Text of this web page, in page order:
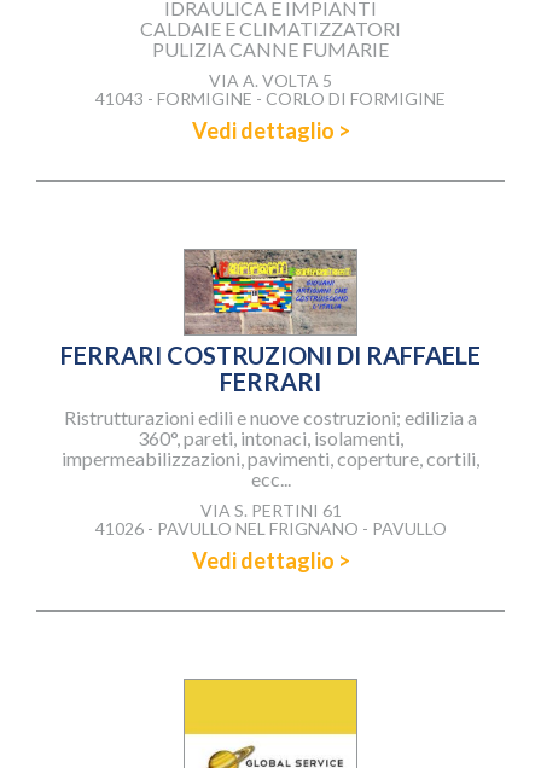
IDRAULICA E IMPIANTI
CALDAIE E CLIMATIZZATORI
PULIZIA CANNE FUMARIE
VIA A. VOLTA 5
41043 - FORMIGINE - CORLO DI FORMIGINE
Vedi dettaglio >
FERRARI COSTRUZIONI DI RAFFAELE
FERRARI
Ristrutturazioni edili e nuove costruzioni; edilizia a
360°, pareti, intonaci, isolamenti,
impermeabilizzazioni, pavimenti, coperture, cortili,
ecc...
VIA S. PERTINI 61
41026 - PAVULLO NEL FRIGNANO - PAVULLO
Vedi dettaglio >